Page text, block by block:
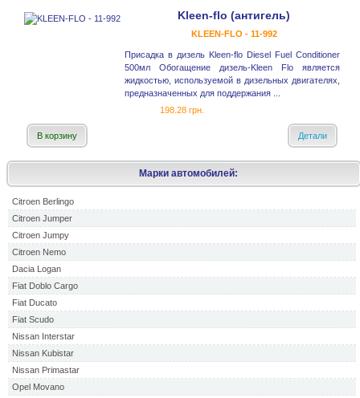
Марки автомобилей:
Citroen Berlingo
Citroen Jumper
Citroen Jumpy
Citroen Nemo
Dacia Logan
Fiat Doblo Cargo
Fiat Ducato
Fiat Scudo
Nissan Interstar
Nissan Kubistar
Nissan Primastar
Opel Movano
Kleen-flo (антигель)
KLEEN-FLO - 11-992
Присадка в дизель Kleen-flo Diesel Fuel Conditioner
500мл Обогащение дизель-Kleen Flo является
жидкостью, используемой в дизельных двигателях,
предназначенных для поддержания ...
198.28 грн.
В корзину Детали